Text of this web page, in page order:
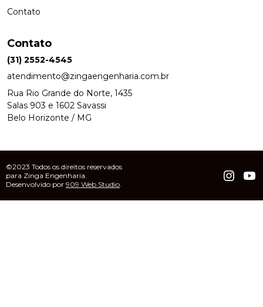
Contato
Contato
(31) 2552-4545
atendimento@zingaengenharia.com.br
Rua Rio Grande do Norte, 1435
Salas 903 e 1602 Savassi
Belo Horizonte / MG
©2023 Todos os direitos reservados
para Zinga Engenharia.
Desenvolvido por 909 Web Studio.